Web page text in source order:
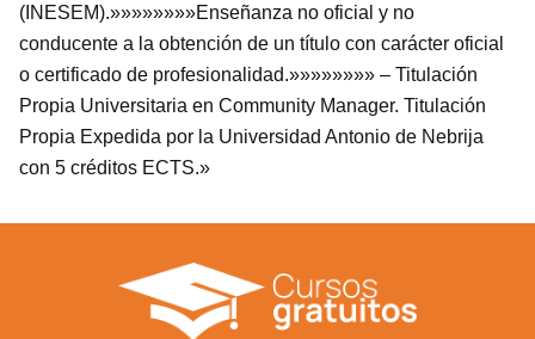
(INESEM).»»»»»»»»Enseñanza no oficial y no
conducente a la obtención de un título con carácter oficial
o certificado de profesionalidad.»»»»»»»» – Titulación
Propia Universitaria en Community Manager. Titulación
Propia Expedida por la Universidad Antonio de Nebrija
con 5 créditos ECTS.»